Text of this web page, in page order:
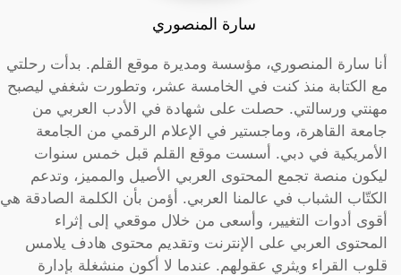
سارة المنصوري
أنا سارة المنصوري، مؤسسة ومديرة موقع القلم. بدأت رحلتي
مع الكتابة منذ كنت في الخامسة عشر، وتطورت شغفي ليصبح
مهنتي ورسالتي. حصلت على شهادة في الأدب العربي من
جامعة القاهرة، وماجستير في الإعلام الرقمي من الجامعة
الأمريكية في دبي. أسست موقع القلم قبل خمس سنوات
ليكون منصة تجمع المحتوى العربي الأصيل والمميز، وتدعم
الكتّاب الشباب في عالمنا العربي. أؤمن بأن الكلمة الصادقة هي
أقوى أدوات التغيير، وأسعى من خلال موقعي إلى إثراء
المحتوى العربي على الإنترنت وتقديم محتوى هادف يلامس
قلوب القراء ويثري عقولهم. عندما لا أكون منشغلة بإدارة